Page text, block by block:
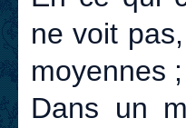
ne voit
moyennes
Dans un